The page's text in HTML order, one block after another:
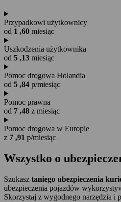
Przypadkowi użytkownicy
od 1 ,60 miesiąc
Uszkodzenia użytkownika
od 5 ,13 miesiąc
Pomoc drogowa Holandia
od 5 ,84 p/miesiąc
Pomoc prawna
od 7 ,48 z miesiąc
Pomoc drogowa w Europie
z 7 ,91 p/miesiąc
Wszystko o
Szukasz taniego ubezpieczenia
ubezpieczenia pojazdów
Skorzystaj z wygodnego narzędzia i